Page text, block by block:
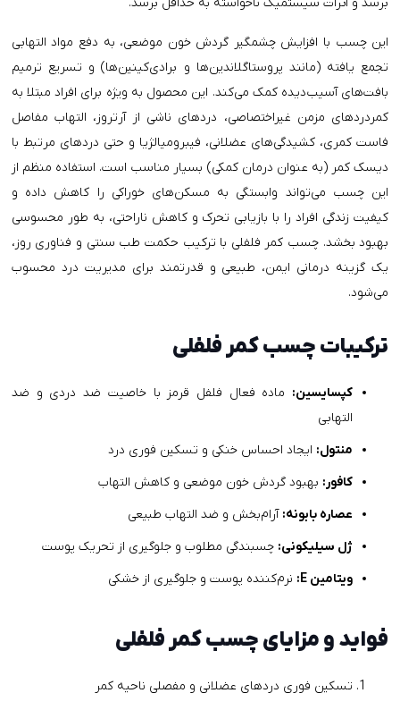
این چسب با افزایش چشمگیر گردش خون موضعی، به دفع مواد التهابی
تجمع یافته (مانند پروستاگلاندین‌ها و برادی‌کینین‌ها) و تسریع ترمیم
بافت‌های آسیب‌دیده کمک می‌کند. این محصول به ویژه برای افراد مبتلا به
کمردردهای مزمن غیراختصاصی، دردهای ناشی از آرتروز، التهاب مفاصل
فاست کمری، کشیدگی‌های عضلانی، فیبرومیالژیا و حتی دردهای مرتبط با
دیسک کمر (به عنوان درمان کمکی) بسیار مناسب است. استفاده منظم از
این چسب می‌تواند وابستگی به مسکن‌های خوراکی را کاهش داده و
کیفیت زندگی افراد را با بازیابی تحرک و کاهش ناراحتی، به طور محسوسی
بهبود بخشد. چسب کمر فلفلی با ترکیب حکمت طب سنتی و فناوری روز،
یک گزینه درمانی ایمن، طبیعی و قدرتمند برای مدیریت درد محسوب
می‌شود.
ترکیبات چسب کمر فلفلی
کپسایسین: ماده فعال فلفل قرمز با خاصیت ضد دردی و ضد
التهابی
منتول: ایجاد احساس خنکی و تسکین فوری درد
کافور: بهبود گردش خون موضعی و کاهش التهاب
عصاره بابونه: آرام‌بخش و ضد التهاب طبیعی
ژل سیلیکونی: چسبندگی مطلوب و جلوگیری از تحریک پوست
ویتامین E:
نرم‌کننده پوست و جلوگیری از خشکی
فواید و مزایای چسب کمر فلفلی
تسکین فوری دردهای عضلانی و مفصلی ناحیه کمر